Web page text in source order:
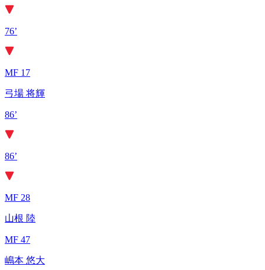
76’
MF 17
弓場 将輝
86’
86’
MF 28
山根 陸
MF 47
嶋本 悠大